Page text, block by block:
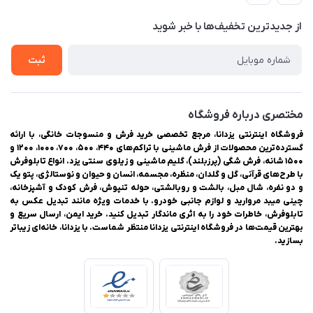
درباره ما
حریم خصوصی
سوالات متداول
از جدید‌ترین تخفیف‌ها با‌ خبر شوید
ثبت
مختصری درباره فروشگاه
فروشگاه اینترنتی یزدانا، مرجع تخصصی خرید فرش و منسوجات خانگی، با ارائه
گسترده‌ترین محصولات از فرش ماشینی با تراکم‌های ۴۴۰، ۵۰۰، ۷۰۰، ۱۰۰۰، ۱۲۰۰ و
۱۵۰۰ شانه، فرش شگی (پرزبلند)، گلیم ماشینی و زیلوی سنتی یزد. انواع تابلوفرش
با طرح‌های قرآنی، گل و گلدان، منظره، مجسمه، انسان و حیوان و نوستالژی، پتو یک
و دو نفره، شال مبل، بالشت و روبالشتی، حوله تنپوش، فرش کودک و آشپزخانه،
چینی میبد مروارید و لوازم جانبی خودرو. با خدمات ویژه مانند تبدیل عکس به
تابلوفرش، خاطرات خود را به اثری ماندگار تبدیل کنید. خرید ایمن، ارسال سریع و
بهترین قیمت‌ها در فروشگاه اینترنتی یزدانا منتظر شماست. با یزدانا، خانه‌ای زیباتر
بسازید.